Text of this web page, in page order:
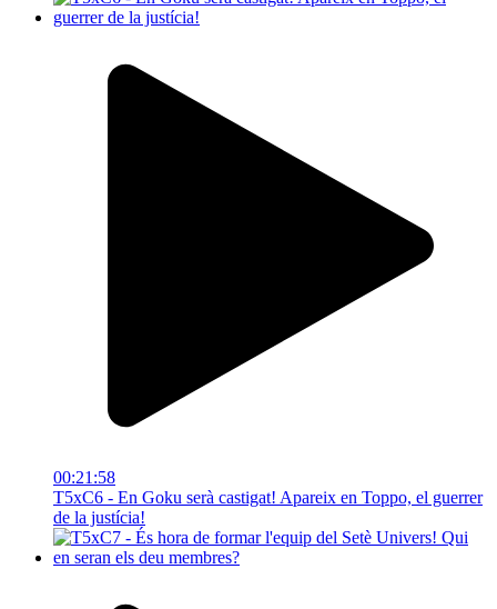
00:21:58
T5xC6 - En Goku serà castigat! Apareix en Toppo, el guerrer
de la justícia!